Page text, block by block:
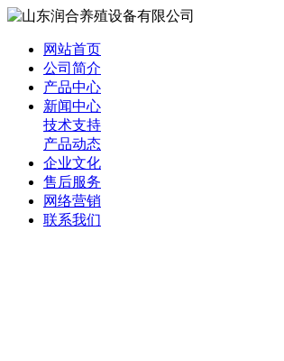
网站首页
公司简介
产品中心
新闻中心
技术支持
产品动态
企业文化
售后服务
网络营销
联系我们